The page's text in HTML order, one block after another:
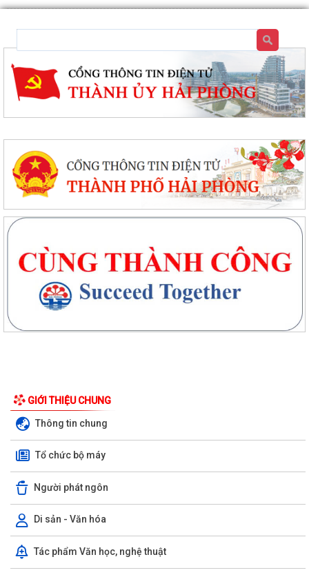
GIỚI THIỆU CHUNG
Thông tin chung
Tổ chức bộ máy
Người phát ngôn
Di sản - Văn hóa
Tác phẩm Văn học, nghệ thuật
UBND XÃ AN HƯNG NGHE BÁO CÁO TIẾN ĐỘ GIẢI PHÓNG MẶT BẰNG
DỰ ÁN ĐƯỜNG SẮT LÀO CAI – HÀ NỘI – HẢI...